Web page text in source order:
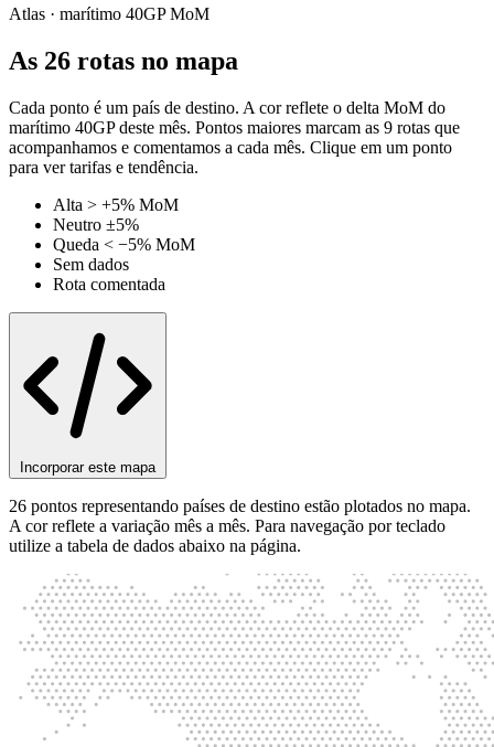
Atlas · marítimo 40GP MoM
As 26 rotas no mapa
Cada ponto é um país de destino. A cor reflete o delta MoM do
marítimo 40GP deste mês. Pontos maiores marcam as 9 rotas que
acompanhamos e comentamos a cada mês. Clique em um ponto
para ver tarifas e tendência.
Alta > +5% MoM
Neutro ±5%
Queda < −5% MoM
Sem dados
Rota comentada
Incorporar este mapa
26 pontos representando países de destino estão plotados no mapa.
A cor reflete a variação mês a mês. Para navegação por teclado
utilize a tabela de dados abaixo na página.